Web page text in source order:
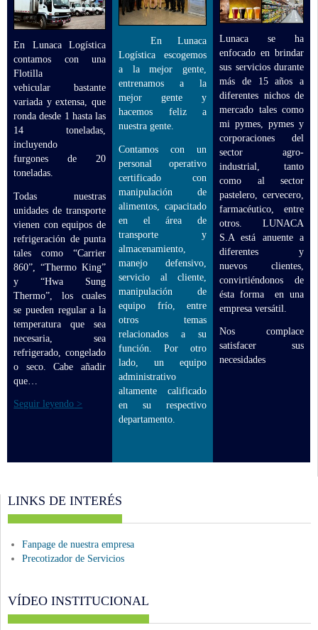
En Lunaca Logística
contamos con una
Flotilla
vehicular bastante
variada y extensa, que
ronda desde 1 hasta las
14 toneladas,
incluyendo
furgones de 20
toneladas.
Todas nuestras
unidades de transporte
vienen con equipos de
refrigeración de punta
tales como “Carrier
860”, “Thermo King”
y “Hwa Sung
Thermo”, los cuales
se pueden regular a la
temperatura que sea
necesaria, sea
refrigerado, congelado
o seco. Cabe añadir
que…
Seguir leyendo >
En Lunaca
Logística escogemos
a la mejor gente,
entrenamos a la
mejor gente y
hacemos feliz a
nuestra gente.
Contamos con un
personal operativo
certificado con
manipulación de
alimentos, capacitado
en el área de
transporte y
almacenamiento,
manejo defensivo,
servicio al cliente,
manipulación de
equipo frío, entre
otros temas
relacionados a su
función. Por otro
lado, un equipo
administrativo
altamente calificado
en su respectivo
departamento.
Lunaca se ha
enfocado en brindar
sus servicios durante
más de 15 años a
diferentes nichos de
mercado tales como
mi pymes, pymes y
corporaciones del
sector agro-
industrial, tanto
como al sector
pastelero, cervecero,
farmacéutico, entre
otros. LUNACA
S.A está anuente a
diferentes y
nuevos clientes,
convirtiéndonos de
ésta forma en una
empresa versátil.
Nos complace
satisfacer sus
necesidades
LINKS DE INTERÉS
Fanpage de nuestra empresa
Precotizador de Servicios
VÍDEO INSTITUCIONAL